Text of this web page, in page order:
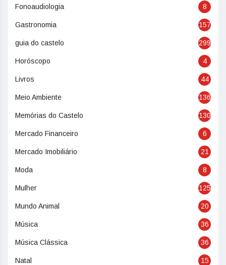
Fonoaudiologia 8
Gastronomia 157
guia do castelo 299
Horóscopo 4
Livros 44
Meio Ambiente 136
Memórias do Castelo 130
Mercado Financeiro 6
Mercado Imobiliário 21
Moda 8
Mulher 125
Mundo Animal 20
Música 36
Música Clássica 36
Natal 15